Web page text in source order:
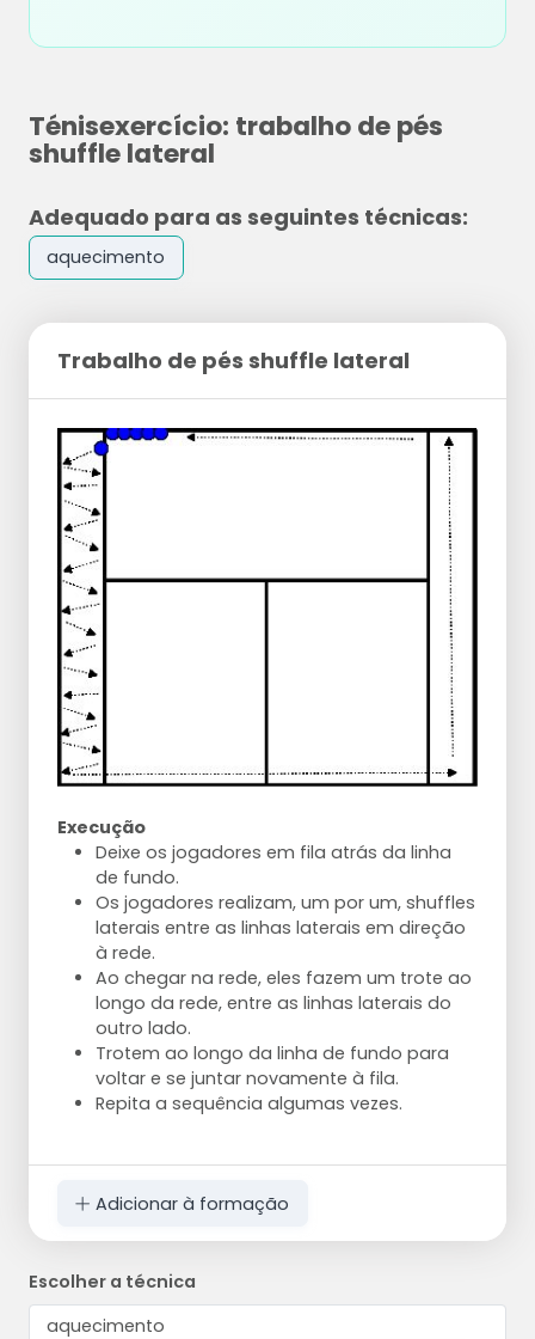
Ténisexercício: trabalho de pés
shuffle lateral
Adequado para as seguintes técnicas:
aquecimento
Trabalho de pés shuffle lateral
Execução
Deixe os jogadores em fila atrás da linha
de fundo.
Os jogadores realizam, um por um, shuffles
laterais entre as linhas laterais em direção
à rede.
Ao chegar na rede, eles fazem um trote ao
longo da rede, entre as linhas laterais do
outro lado.
Trotem ao longo da linha de fundo para
voltar e se juntar novamente à fila.
Repita a sequência algumas vezes.
Adicionar à formação
Escolher a técnica